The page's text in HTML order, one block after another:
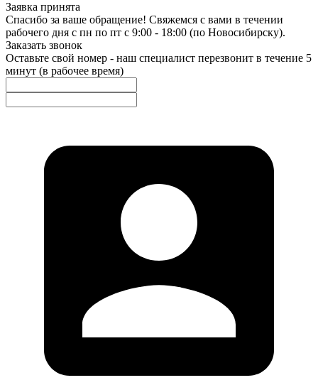
Заявка принята
Спасибо за ваше обращение! Свяжемся с вами в течении
рабочего дня с пн по пт с 9:00 - 18:00 (по Новосибирску).
Заказать звонок
Оставьте свой номер - наш специалист перезвонит в течение 5
минут (в рабочее время)